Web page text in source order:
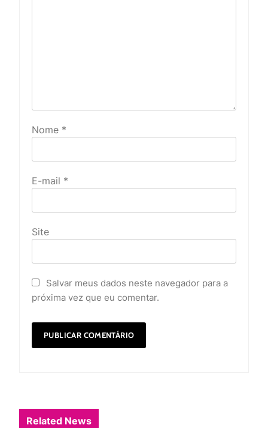
Nome *
E-mail *
Site
Salvar meus dados neste navegador para a
próxima vez que eu comentar.
Related News